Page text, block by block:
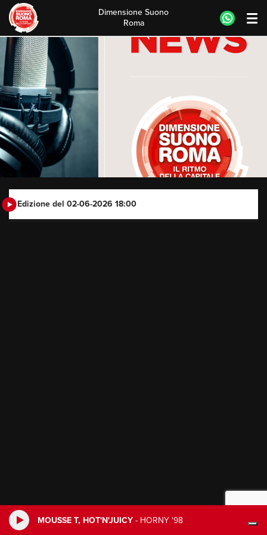
MOUSSE T, HOT'N'JUICY - HORNY '98
Skip
to
content
Dimensione Suono
Roma
Edizione del 02-06-2026 18:00